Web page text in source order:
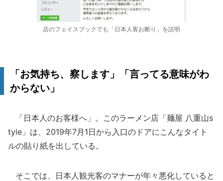
店のフェイスブックでも「日本人客お断り」を説明
「お気持ち、察します」「言ってる意味がわ
からない」
「日本人のお客様へ」。このラーメン店「麺屋 八重山s
tyle」は、2019年7月1日から入口のドアにこんなタイト
ルの貼り紙を出している。
そこでは、日本人観光客のマナーが年々悪化していると